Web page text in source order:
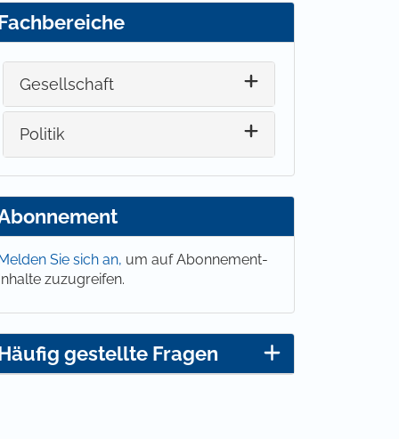
Gesellschaft
Politik
Melden Sie sich an, um auf Abonnement-
Inhalte zuzugreifen.
gestellte Fragen